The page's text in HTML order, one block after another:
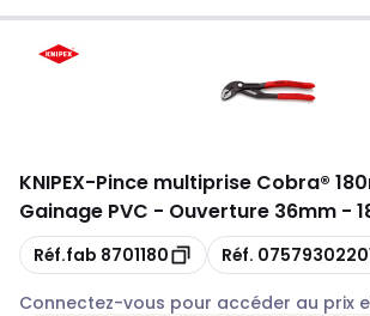
KNIPEX-Pince multiprise Cobra®
Gainage PVC - Ouverture 36mm -
Copie
Réf.fab 8701180 Copie
Réf.
Connectez-vous pour accéder au prix